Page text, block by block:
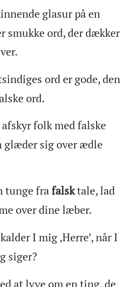
glasur på en
smukke ord, der dækker
ord er gode, den
ord.
folk med falske
glæder sig over ædle
tunge frafalsktale, lad
over dine læber.
I mig ‚Herre’, når I
siger?
at lyve om en ting, de